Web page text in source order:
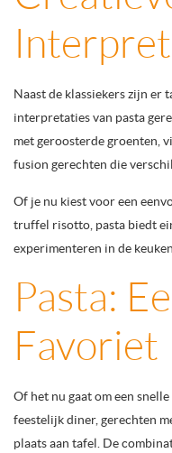
Naast de klassiekers zijn er
interpretaties van pasta
met geroosterde groenten,
fusion gerechten die
Of je nu kiest voor een
truffel risotto, pasta biedt
experimenteren in de keuken.
Pasta:
Favoriet
Of het nu gaat om een
feestelijk diner, gerechten
plaats aan tafel. De